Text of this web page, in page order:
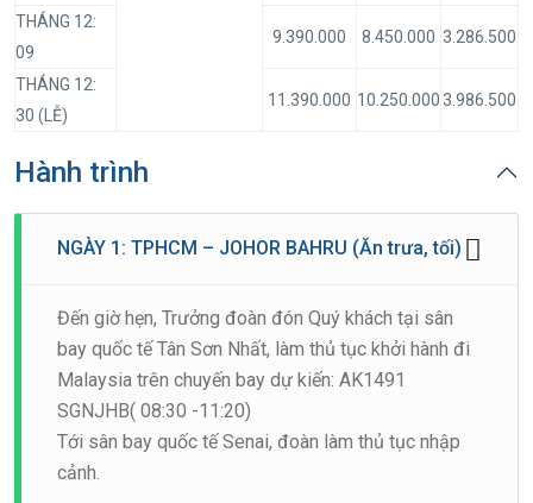
THÁNG 12:
09
9.390.000 8.450.000 3.286.500
THÁNG 12:
30 (LỄ)
11.390.000 10.250.0003.986.500
Hành trình
NGÀY 1: TPHCM – JOHOR BAHRU (Ăn trưa, tối)
Đến giờ hẹn, Trưởng đoàn đón Quý khách tại sân
bay quốc tế Tân Sơn Nhất, làm thủ tục khởi hành đi
Malaysia trên chuyến bay dự kiến: AK1491
SGNJHB( 08:30 -11:20)
Tới sân bay quốc tế Senai, đoàn làm thủ tục nhập
cảnh.